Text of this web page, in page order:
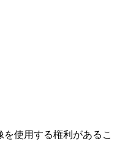
使用する権利があるこ